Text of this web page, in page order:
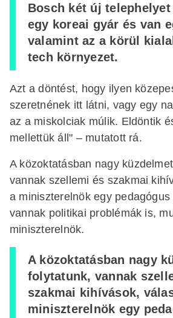
Bosch két új
egy koreai gyár és van
valamint az a körül
tech környezet.
Azt a döntést, hogy ilyen
szeretnének itt látni, vagy egy
az a miskolciak múlik. Eldöntik
mellettük áll" – mutatott rá.
A közoktatásban nagy
vannak szellemi és szakmai
a miniszterelnök egy
vannak politikai problémák is,
miniszterelnök.
A közoktatásban nagy
folytatunk, vannak
szakmai kihívások,
miniszterelnök egy